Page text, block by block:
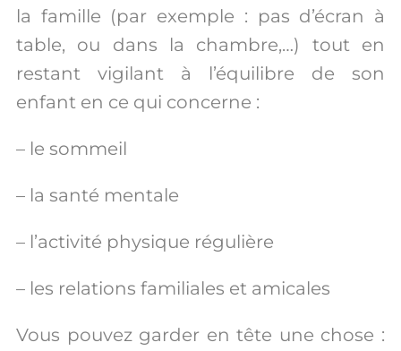
la famille (par exemple : pas d’écran à
table, ou dans la chambre,…) tout en
restant vigilant à l’équilibre de son
enfant en ce qui concerne :
– le sommeil
– la santé mentale
– l’activité physique régulière
– les relations familiales et amicales
Vous pouvez garder en tête une chose :